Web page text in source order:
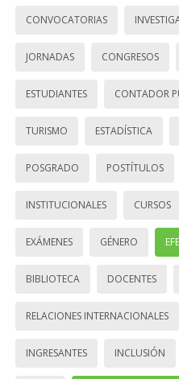
CONVOCATORIAS
JORNADAS CONGRESOS
ESTUDIANTES CONTADOR
TURISMO ESTADÍSTICA
POSGRADO POSTÍTULOS
INSTITUCIONALES CURSOS
EXÁMENES GÉNERO
BIBLIOTECA DOCENTES
RELACIONES INTERNACIONALES
INGRESANTES INCLUSIÓN